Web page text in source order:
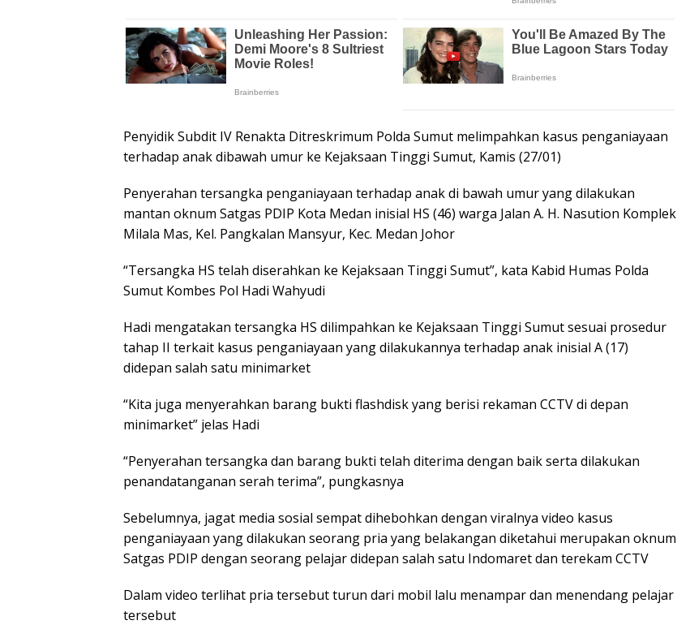
Penyidik Subdit IV Renakta Ditreskrimum Polda Sumut melimpahkan kasus penganiayaan
terhadap anak dibawah umur ke Kejaksaan Tinggi Sumut, Kamis (27/01)
Penyerahan tersangka penganiayaan terhadap anak di bawah umur yang dilakukan
mantan oknum Satgas PDIP Kota Medan inisial HS (46) warga Jalan A. H. Nasution Komplek
Milala Mas, Kel. Pangkalan Mansyur, Kec. Medan Johor
“Tersangka HS telah diserahkan ke Kejaksaan Tinggi Sumut”, kata Kabid Humas Polda
Sumut Kombes Pol Hadi Wahyudi
Hadi mengatakan tersangka HS dilimpahkan ke Kejaksaan Tinggi Sumut sesuai prosedur
tahap II terkait kasus penganiayaan yang dilakukannya terhadap anak inisial A (17)
didepan salah satu minimarket
“Kita juga menyerahkan barang bukti flashdisk yang berisi rekaman CCTV di depan
minimarket” jelas Hadi
“Penyerahan tersangka dan barang bukti telah diterima dengan baik serta dilakukan
penandatanganan serah terima”, pungkasnya
Sebelumnya, jagat media sosial sempat dihebohkan dengan viralnya video kasus
penganiayaan yang dilakukan seorang pria yang belakangan diketahui merupakan oknum
Satgas PDIP dengan seorang pelajar didepan salah satu Indomaret dan terekam CCTV
Dalam video terlihat pria tersebut turun dari mobil lalu menampar dan menendang pelajar
tersebut